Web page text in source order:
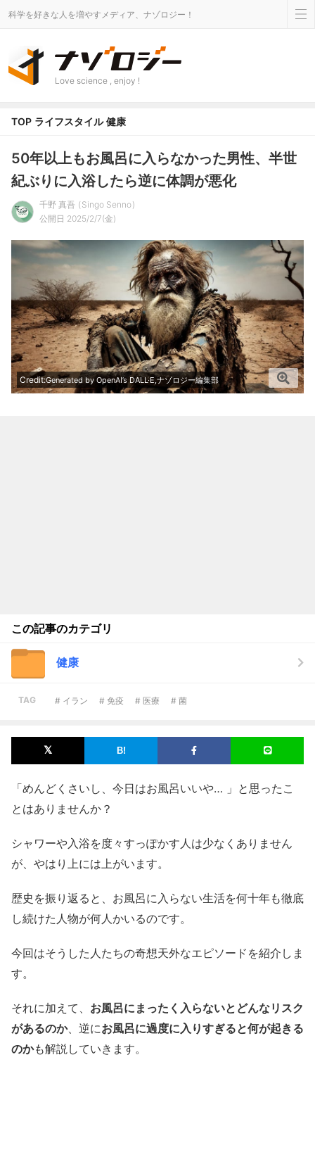
科学を好きな人を増やすメディア、ナゾロジー！
Love science , enjoy !
TOP ライフスタイル 健康
50年以上もお風呂に入らなかった男性、半世
紀ぶりに入浴したら逆に体調が悪化
千野 真吾
Singo Senno
公開日 2025/2/7(金)
Credit:Generated by OpenAI’s DALL·E,ナゾロジー編集部
この記事のカテゴリ
健康
TAG # イラン # 免疫 # 医療 # 菌
「めんどくさいし、今日はお風呂いいや… 」と思ったこ
とはありませんか？
シャワーや入浴を度々すっぽかす人は少なくありません
が、やはり上には上がいます。
歴史を振り返ると、お風呂に入らない生活を何十年も徹底
し続けた人物が何人かいるのです。
今回はそうした人たちの奇想天外なエピソードを紹介しま
す。
それに加えて、 お風呂にまったく入らないとどんなリスク
があるのか、逆にお風呂に過度に入りすぎると何が起きる
のかも解説していきます。